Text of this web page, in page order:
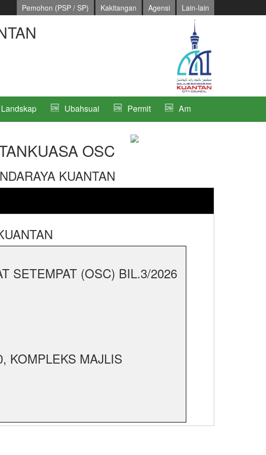
Lain-lain
Agensi
Kakitangan
Pemohon (PSP / SP)
Landskap Ubahsuai Permit Am
OSC
KUANTAN
SETEMPAT (OSC) BIL.3/2026
KOMPLEKS MAJLIS